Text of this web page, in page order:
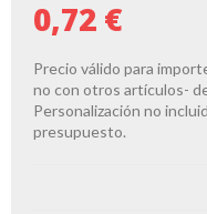
0,72 €
Precio válido para
no con otros artículos-
Personalización no
presupuesto.